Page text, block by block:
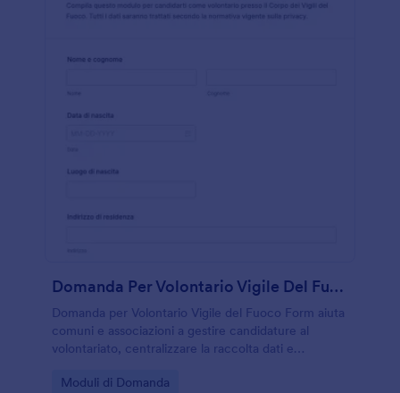
Domanda Per Volontario Vigile Del Fuoco
Domanda per Volontario Vigile del Fuoco Form aiuta
comuni e associazioni a gestire candidature al
volontariato, centralizzare la raccolta dati e
digitale con Jotform.
Go to Category:
Moduli di Domanda